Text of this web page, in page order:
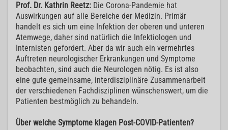
Prof. Dr. Kathrin Reetz: Die Corona-Pandemie hat
Auswirkungen auf alle Bereiche der Medizin. Primär
handelt es sich um eine Infektion der oberen und unteren
Atemwege, daher sind natürlich die Infektiologen und
Internisten gefordert. Aber da wir auch ein vermehrtes
Auftreten neurologischer Erkrankungen und Symptome
beobachten, sind auch die Neurologen nötig. Es ist also
eine gute gemeinsame, interdisziplinäre Zusammenarbeit
der verschiedenen Fachdisziplinen wünschenswert, um die
Patienten bestmöglich zu behandeln.
Über welche Symptome klagen Post-COVID-Patienten?